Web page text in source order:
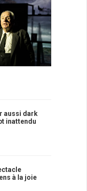
aussi dark
inattendu
à la joie